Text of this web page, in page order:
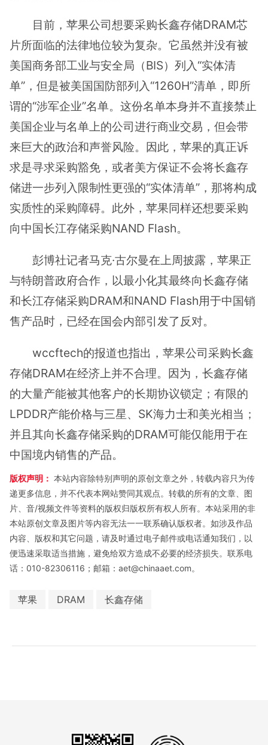
目前，苹果公司想要采购长鑫存储DRAM芯
片所面临的法律地位较为复杂。它虽然并没有被
美国商务部工业与安全局（BIS）列入“实体清
单”，但是被美国国防部列入“1260H”清单，即所
谓的“涉军企业”名单。这份名单本身并不直接禁止
美国企业与名单上的公司进行商业交易，但会带
来巨大的政治和声誉风险。因此，苹果的真正诉
求是寻求采购豁免，或者美方保证不会将长鑫存
储进一步列入限制性更强的“实体清单”，那将构成
实质性的采购障碍。此外，苹果同样还想要采购
向中国长江存储采购NAND Flash。
彭博社记者马克·古尔曼在上周披露，苹果正
与特朗普政府合作，以最小化其最终向长鑫存储
和长江存储采购DRAM和NAND Flash用于中国销
售产品时，已经在国会内部引发了反对。
wccftech的报道也指出，苹果公司采购长鑫
存储DRAM在经济上并不合理。因为，长鑫存储
的大量产能被其他客户的长期协议锁定；有限的
LPDDR产能价格与三星、SK海力士和美光相当；
并且其向长鑫存储采购的DRAM可能仅能用于在
中国境内销售的产品。
版权声明： 本站内容除特别声明的原创文章之外，转载内容只为传
递更多信息，并不代表本网站赞同其观点。转载的所有的文章、图
片、音/视频文件等资料的版权归版权所有权人所有。本站采用的非
本站原创文章及图片等内容无法一一联系确认版权者。如涉及作品
内容、版权和其它问题，请及时通过电子邮件或电话通知我们，以
便迅速采取适当措施，避免给双方造成不必要的经济损失。联系电
话：010-82306116；邮箱：aet@chinaaet.com。
苹果 DRAM 长鑫存储